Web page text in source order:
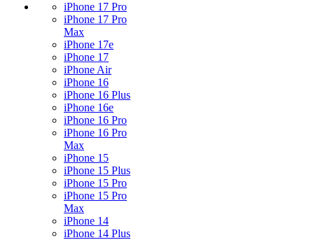
iPhone 17 Pro
iPhone 17 Pro
Max
iPhone 17e
iPhone 17
iPhone Air
iPhone 16
iPhone 16 Plus
iPhone 16e
iPhone 16 Pro
iPhone 16 Pro
Max
iPhone 15
iPhone 15 Plus
iPhone 15 Pro
iPhone 15 Pro
Max
iPhone 14
iPhone 14 Plus